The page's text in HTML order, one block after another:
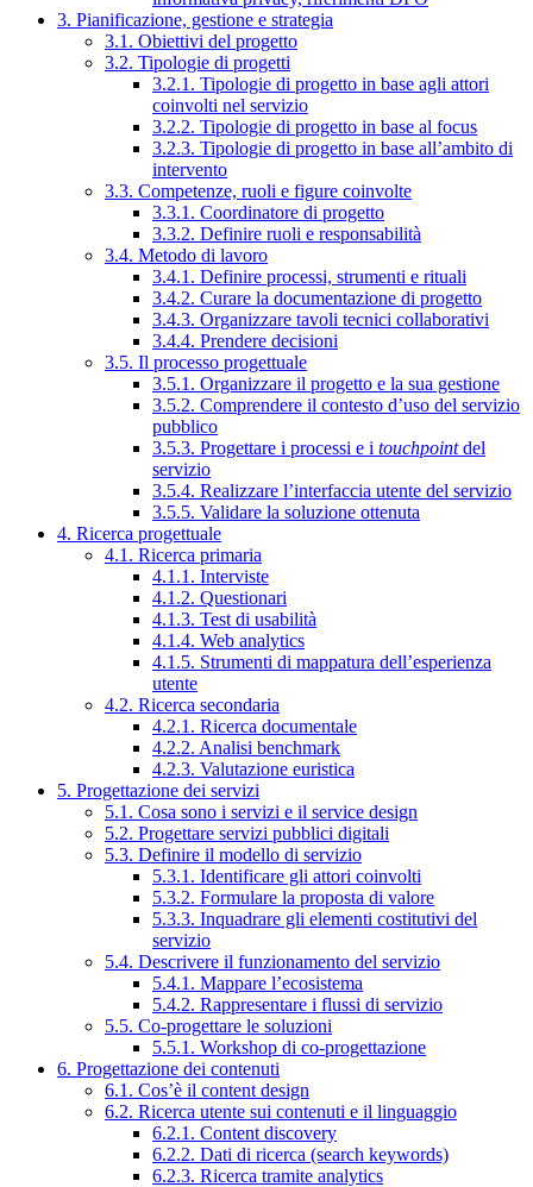
3. Pianificazione, gestione e strategia
3.1. Obiettivi del progetto
3.2. Tipologie di progetti
3.2.1. Tipologie di progetto in base agli attori
coinvolti nel servizio
3.2.2. Tipologie di progetto in base al focus
3.2.3. Tipologie di progetto in base all’ambito di
intervento
3.3. Competenze, ruoli e figure coinvolte
3.3.1. Coordinatore di progetto
3.3.2. Definire ruoli e responsabilità
3.4. Metodo di lavoro
3.4.1. Definire processi, strumenti e rituali
3.4.2. Curare la documentazione di progetto
3.4.3. Organizzare tavoli tecnici collaborativi
3.4.4. Prendere decisioni
3.5. Il processo progettuale
3.5.1. Organizzare il progetto e la sua gestione
3.5.2. Comprendere il contesto d’uso del servizio
pubblico
3.5.3. Progettare i processi e i touchpointdel
servizio
3.5.4. Realizzare l’interfaccia utente del servizio
3.5.5. Validare la soluzione ottenuta
4. Ricerca progettuale
4.1. Ricerca primaria
4.1.1. Interviste
4.1.2. Questionari
4.1.3. Test di usabilità
4.1.4. Web analytics
4.1.5. Strumenti di mappatura dell’esperienza
utente
4.2. Ricerca secondaria
4.2.1. Ricerca documentale
4.2.2. Analisi benchmark
4.2.3. Valutazione euristica
5. Progettazione dei servizi
5.1. Cosa sono i servizi e il service design
5.2. Progettare servizi pubblici digitali
5.3. Definire il modello di servizio
5.3.1. Identificare gli attori coinvolti
5.3.2. Formulare la proposta di valore
5.3.3. Inquadrare gli elementi costitutivi del
servizio
5.4. Descrivere il funzionamento del servizio
5.4.1. Mappare l’ecosistema
5.4.2. Rappresentare i flussi di servizio
5.5. Co-progettare le soluzioni
5.5.1. Workshop di co-progettazione
6. Progettazione dei contenuti
6.1. Cos’è il content design
6.2. Ricerca utente sui contenuti e il linguaggio
6.2.1. Content discovery
6.2.2. Dati di ricerca (search keywords)
6.2.3. Ricerca tramite analytics